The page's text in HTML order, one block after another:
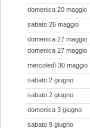
domenica 20 maggio
sabato 26 maggio
domenica 27 maggio
domenica 27 maggio
mercoledì 30 maggio
sabato 2 giugno
sabato 2 giugno
domenica 3 giugno
sabato 9 giugno